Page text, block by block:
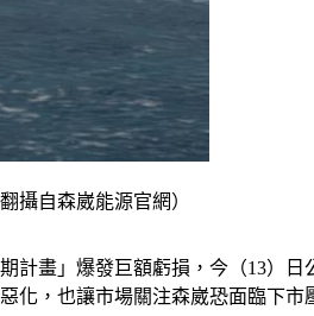
攝自森崴能源官網）
畫」爆發巨額虧損，今（13）
化，也讓市場關注森崴恐面臨下市